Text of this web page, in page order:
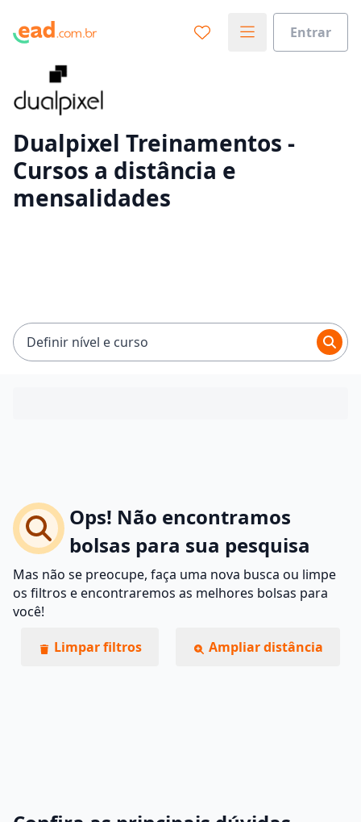
Entrar
Vamos te guiar no caminho ideal para seus estudos
Dualpixel Treinamentos -
Cursos a distância e
mensalidades
Definir nível e curso
Ops! Não encontramos
bolsas para sua pesquisa
Mas não se preocupe, faça uma nova busca ou limpe
os filtros e encontraremos as melhores bolsas para
você!
Limpar filtros
Ampliar distância